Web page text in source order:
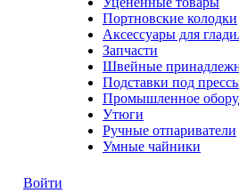
Портновские колодки
Аксессуары для
Запчасти
Швейные
Подставки под
Промышленное
Утюги
Ручные отпариватели
Умные чайники
Войти